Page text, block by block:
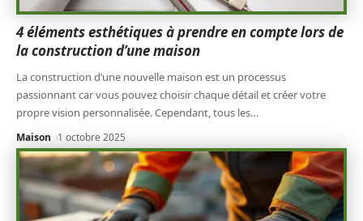
4 éléments esthétiques à prendre en compte lors de
la construction d’une maison
La construction d’une nouvelle maison est un processus
passionnant car vous pouvez choisir chaque détail et créer votre
propre vision personnalisée. Cependant, tous les…
Maison 1 octobre 2025